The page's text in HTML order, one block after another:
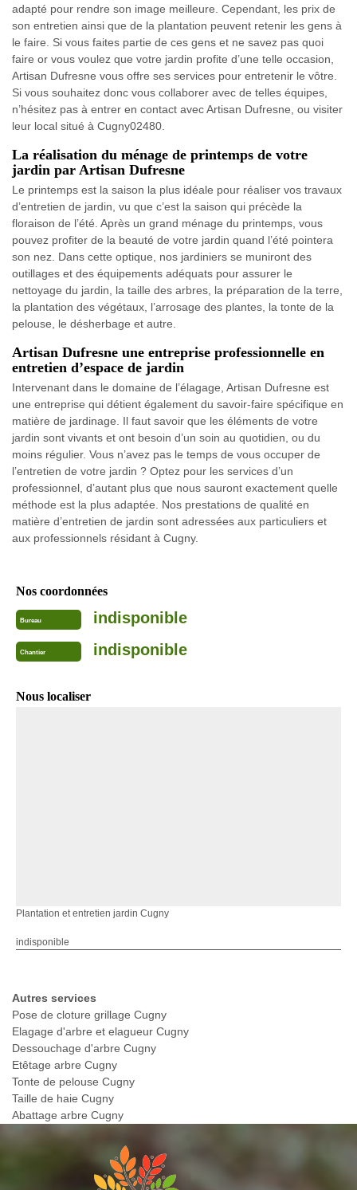
adapté pour rendre son image meilleure. Cependant, les prix de
son entretien ainsi que de la plantation peuvent retenir les gens à
le faire. Si vous faites partie de ces gens et ne savez pas quoi
faire or vous voulez que votre jardin profite d’une telle occasion,
Artisan Dufresne vous offre ses services pour entretenir le vôtre.
Si vous souhaitez donc vous collaborer avec de telles équipes,
n’hésitez pas à entrer en contact avec Artisan Dufresne, ou visiter
leur local situé à Cugny02480.
La réalisation du ménage de printemps de votre
jardin par Artisan Dufresne
Le printemps est la saison la plus idéale pour réaliser vos travaux
d’entretien de jardin, vu que c’est la saison qui précède la
floraison de l’été. Après un grand ménage du printemps, vous
pouvez profiter de la beauté de votre jardin quand l’été pointera
son nez. Dans cette optique, nos jardiniers se muniront des
outillages et des équipements adéquats pour assurer le
nettoyage du jardin, la taille des arbres, la préparation de la terre,
la plantation des végétaux, l’arrosage des plantes, la tonte de la
pelouse, le désherbage et autre.
Artisan Dufresne une entreprise professionnelle en
entretien d’espace de jardin
Intervenant dans le domaine de l’élagage, Artisan Dufresne est
une entreprise qui détient également du savoir-faire spécifique en
matière de jardinage. Il faut savoir que les éléments de votre
jardin sont vivants et ont besoin d’un soin au quotidien, ou du
moins régulier. Vous n’avez pas le temps de vous occuper de
l’entretien de votre jardin ? Optez pour les services d’un
professionnel, d’autant plus que nous sauront exactement quelle
méthode est la plus adaptée. Nos prestations de qualité en
matière d’entretien de jardin sont adressées aux particuliers et
aux professionnels résidant à Cugny.
Nos coordonnées
Bureau indisponible
Chantier indisponible
Nous localiser
Plantation et entretien jardin Cugny
indisponible
Autres services
Pose de cloture grillage Cugny
Elagage d'arbre et elagueur Cugny
Dessouchage d'arbre Cugny
Etêtage arbre Cugny
Tonte de pelouse Cugny
Taille de haie Cugny
Abattage arbre Cugny